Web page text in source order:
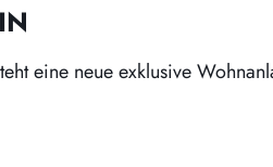
eine neue exklusive